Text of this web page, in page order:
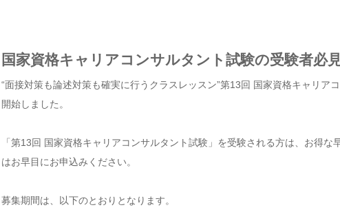
国家資格キャリアコンサルタント試験の受験者必
“面接対策も論述対策も確実に行うクラスレッスン”第13回 国家資格キャリア
開始しました。
「第13回 国家資格キャリアコンサルタント試験」を受験される方は、お得
はお早目にお申込みください。
募集期間は、以下のとおりとなります。